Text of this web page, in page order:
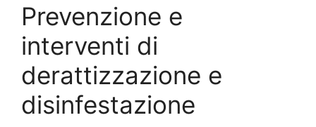
Prevenzione e
interventi di
derattizzazione e
disinfestazione